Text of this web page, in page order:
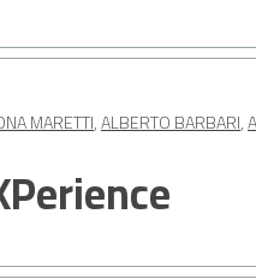
MARETTI,ALBERTO BARBARI,